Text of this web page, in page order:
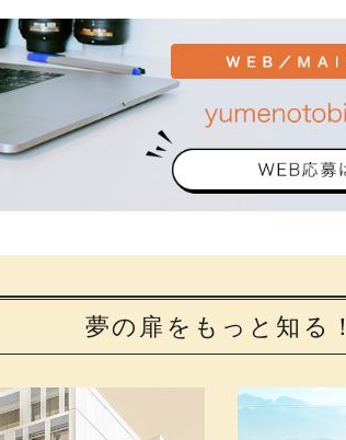
夢の扉をもっと知る！